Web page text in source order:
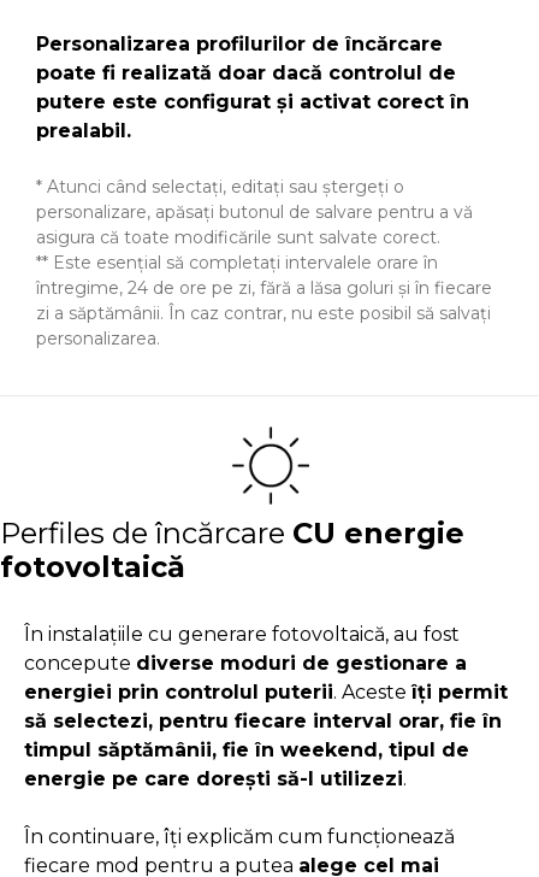
Personalizarea profilurilor de încărcare
poate fi realizată doar dacă controlul de
putere este configurat și activat corect în
prealabil.
* Atunci când selectați, editați sau ștergeți o
personalizare, apăsați butonul de salvare pentru a vă
asigura că toate modificările sunt salvate corect.
** Este esențial să completați intervalele orare în
întregime, 24 de ore pe zi, fără a lăsa goluri și în fiecare
zi a săptămânii. În caz contrar, nu este posibil să salvați
personalizarea.
Perfiles de încărcare CU energie
fotovoltaică
În instalațiile cu generare fotovoltaică, au fost
concepute diverse moduri de gestionare a
energiei prin controlul puterii. Acesteîți permit
să selectezi, pentru fiecare interval orar, fie în
timpul săptămânii, fie în weekend, tipul de
energie pe care dorești să-l utilizezi.
În continuare, îți explicăm cum funcționează
fiecare mod pentru a putea alege cel mai